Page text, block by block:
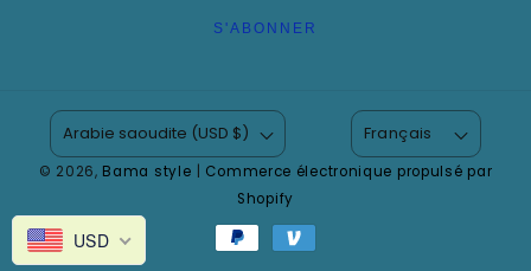
S'ABONNER
Arabie saoudite (USD $) Français
© 2026, Bama style
Commerce électronique propulsé par
Shopify
Modes
de
USD